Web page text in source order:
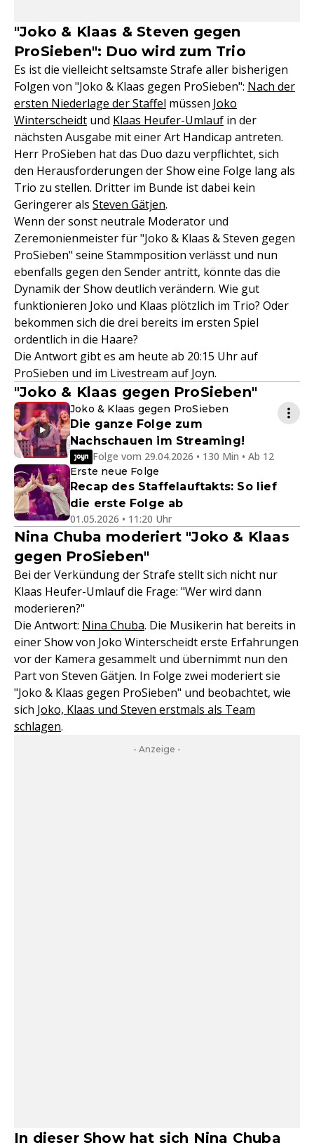
"Joko & Klaas & Steven gegen
ProSieben": Duo wird zum Trio
Es ist die vielleicht seltsamste Strafe aller bisherigen
Folgen von "Joko & Klaas gegen ProSieben": Nach der
ersten Niederlage der Staffel müssen Joko
Winterscheidt und Klaas Heufer-Umlauf in der
nächsten Ausgabe mit einer Art Handicap antreten.
Herr ProSieben hat das Duo dazu verpflichtet, sich
den Herausforderungen der Show eine Folge lang als
Trio zu stellen. Dritter im Bunde ist dabei kein
Geringerer als Steven Gätjen.
Wenn der sonst neutrale Moderator und
Zeremonienmeister für "Joko & Klaas & Steven gegen
ProSieben" seine Stammposition verlässt und nun
ebenfalls gegen den Sender antritt, könnte das die
Dynamik der Show deutlich verändern. Wie gut
funktionieren Joko und Klaas plötzlich im Trio? Oder
bekommen sich die drei bereits im ersten Spiel
ordentlich in die Haare?
Die Antwort gibt es am heute ab 20:15 Uhr auf
ProSieben und im Livestream auf Joyn.
"Joko & Klaas gegen ProSieben"
Joko & Klaas gegen ProSieben
Die ganze Folge zum
Nachschauen im Streaming!
Folge vom 29.04.2026 • 130 Min • Ab 12
Erste neue Folge
Recap des Staffelauftakts: So lief
die erste Folge ab
01.05.2026 • 11:20 Uhr
Nina Chuba moderiert "Joko & Klaas
gegen ProSieben"
Bei der Verkündung der Strafe stellt sich nicht nur
Klaas Heufer-Umlauf die Frage: "Wer wird dann
moderieren?"
Die Antwort: Nina Chuba. Die Musikerin hat bereits in
einer Show von Joko Winterscheidt erste Erfahrungen
vor der Kamera gesammelt und übernimmt nun den
Part von Steven Gätjen. In Folge zwei moderiert sie
"Joko & Klaas gegen ProSieben" und beobachtet, wie
sich Joko, Klaas und Steven erstmals als Team
schlagen.
- Anzeige -
In dieser Show hat sich Nina Chuba